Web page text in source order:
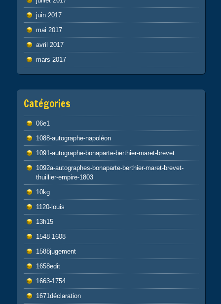
juin 2017
mai 2017
avril 2017
mars 2017
Catégories
06e1
1088-autographe-napoléon
1091-autographe-bonaparte-berthier-maret-brevet
1092a-autographes-bonaparte-berthier-maret-brevet-
thuillier-empire-1803
10kg
1120-louis
13h15
1548-1608
1588jugement
1658edit
1663-1754
1671déclaration